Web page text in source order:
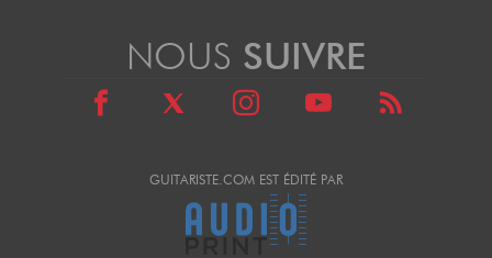
GUITARISTE.COM EST ÉDITÉ PAR
NOUS SUIVRE